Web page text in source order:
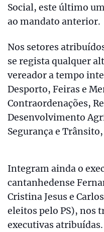
Social, este último
ao mandato anterior.
Nos setores
se regista qualquer
vereador a tempo
Desporto, Feiras e
Contraordenações,
Desenvolvimento
Segurança e
Integram ainda o
cantanhedense
Cristina Jesus e
eleitos pelo PS), nos
executivas atribuídas.